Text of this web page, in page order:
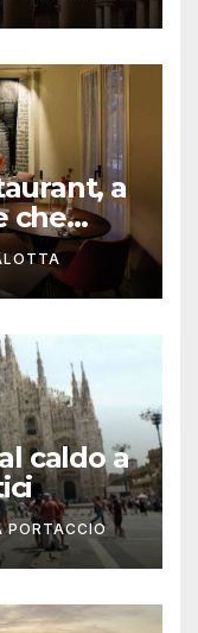
a
che
in
caldo a
PORTACCIO